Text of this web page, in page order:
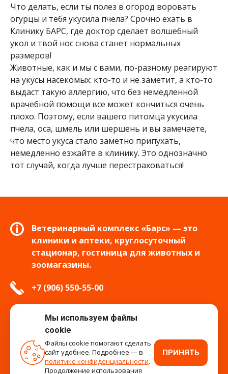
Что делать, если ты полез в огород воровать
огурцы и тебя укусила пчела? Срочно ехать в
Клинику БАРС, где доктор сделает волшебный
укол и твой нос снова станет нормальных
размеров!
Животные, как и мы с вами, по-разному реагируют
на укусы насекомых: кто-то и не заметит, а кто-то
выдаст такую аллергию, что без немедленной
врачебной помощи все может кончиться очень
плохо. Поэтому, если вашего питомца укусила
пчела, оса, шмель или шершень и вы замечаете,
что место укуса стало заметно припухать,
немедленно езжайте в клинику. Это однозначно
тот случай, когда лучше перестраховаться!
Ветеринарный комплекс «Барс» — это
клиники и аптеки, круглосуточный
стационар, гостиница для животных и
зоомагазины.
+7 (906) 550-55-00
info.tver@bars-vet.ru
время работы
Мы используем файлы
cookie
Файлы cookie помогают сделать
сайт удобнее. Подробнее — в
политике конфиденциальности.
Продолжение использования
ПРИНЯТЬ